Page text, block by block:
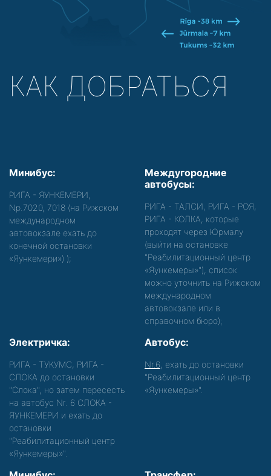
КАК ДОБРАТЬСЯ
Минибус:
РИГА - ЯУНКЕМЕРИ,
Nр.7020, 7018 (на Рижском
международном
автовокзале ехать до
конечной остановки
«Яункемери») );
Междугородние
автобусы:
РИГА - ТАЛСИ, РИГА - РОЯ,
РИГА - КОЛКА, которые
проходят через Юрмалу
(выйти на остановке
"Реабилитационный центр
«Яункемеры»"), список
можно уточнить на Рижском
международном
автовокзале или в
справочном бюро);
Электричка:
РИГА - ТУКУМС, РИГА -
СЛОКА до остановки
"Слока", но затем пересесть
на автобус Nr. 6 СЛОКА -
ЯУНКЕМЕРИ и ехать до
остановки
"Реабилитационный центр
«Яункемеры»".
Автобус:
Nr.6 , ехать до остановки
"Реабилитационный центр
«Яункемеры»".